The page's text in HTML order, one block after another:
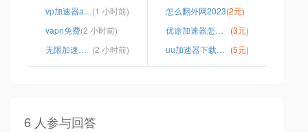
vp加速器app(1 小时前)
vapn免费(2 小时前)
无限加速器永久免费版 (2 小时前)
怎么翻外网2023(2元)
优途加速器怎么注册用户名
(3元)
uu加速器下载安装 (5元)
6 人参与回答